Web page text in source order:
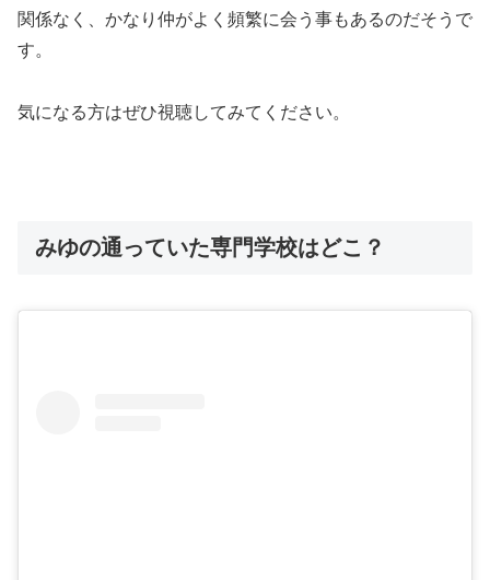
関係なく、かなり仲がよく頻繁に会う事もあるのだそうで
す。
気になる方はぜひ視聴してみてください。
みゆの通っていた専門学校はどこ？